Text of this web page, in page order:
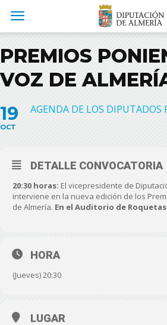
PREMIOS
VOZ DE
19
OCT
AGENDA DE LOS DIPUTADOS
DETALLE CONVOCATORIA
20:30 horas: El vicepresidente de
interviene en la nueva edición de los
de Almería. En el Auditorio de
HORA
(Jueves) 20:30
LUGAR